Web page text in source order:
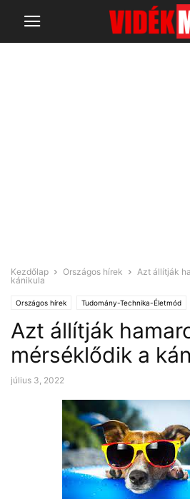
Kezdőlap Országos hírek
Azt állítják
kánikula
Országos hírek Tudomány-Technika-Életmód
Azt állítják
mérséklődik a
július 3, 2022